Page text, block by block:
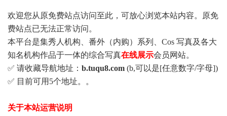
欢迎您从原免费站点访问至此，可放心浏览本站内容。原免
费站点已无法正常访问。
本平台是集秀人机构、番外（内购）系列、Cos 写真及各大
知名机构作品于一体的综合写真在线展示会员网站。
✅ 请收藏导航地址： b.tuqu8.com (b,可以是[任意数字/字母])
✅ 目前可用5个地址。。
关于本站运营说明